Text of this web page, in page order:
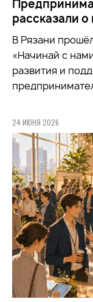
рассказали
В Рязани
«Начинай с
развития и
24 ИЮНЯ 2026